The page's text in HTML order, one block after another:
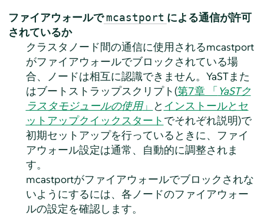
ファイアウォールで mcastport による通信が許可
されているか
クラスタノード間の通信に使用されるmcastport
がファイアウォールでブロックされている場
合、ノードは相互に認識できません。YaSTまた
はブートストラップスクリプト(第7章 「YaSTク
ラスタモジュールの使用」 と インストールとセ
ットアップクイックスタート でそれぞれ説明)で
初期セットアップを行っているときに、ファイ
アウォール設定は通常、自動的に調整されま
す。
mcastportがファイアウォールでブロックされな
いようにするには、各ノードのファイアウォー
ルの設定を確認します。